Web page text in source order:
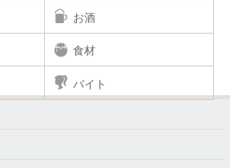
お酒
食材
バイト